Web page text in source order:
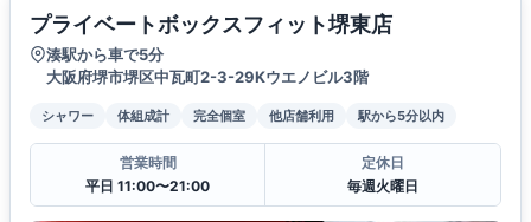
プライベートボックスフィット堺東店
湊駅から車で5分
大阪府堺市堺区中瓦町2-3-29Kウエノビル3階
シャワー 体組成計 完全個室 他店舗利用 駅から5分以内
営業時間
平日 11:00〜21:00
定休日
毎週火曜日